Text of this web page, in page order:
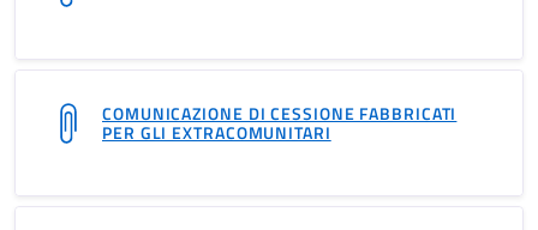
COMUNICAZIONE DI CESSIONE FABBRICATI
PER GLI EXTRACOMUNITARI